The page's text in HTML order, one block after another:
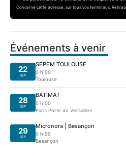
Concerne cette adresse, sur tous vos terminaux.
Événements à venir
22
SEP
SEPEM TOULOUSE
0 h 00
Toulouse
28
SEP
BATIMAT
0 h 00
Paris Porte de Versailles
29
SEP
Micronora | Besançon
0 h 00
Besançon